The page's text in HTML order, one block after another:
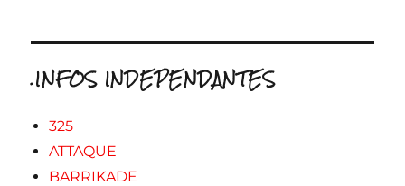
.INFOS INDEPENDANTES
325
ATTAQUE
BARRIKADE